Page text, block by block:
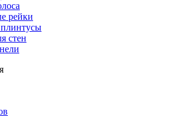
рейки
стен